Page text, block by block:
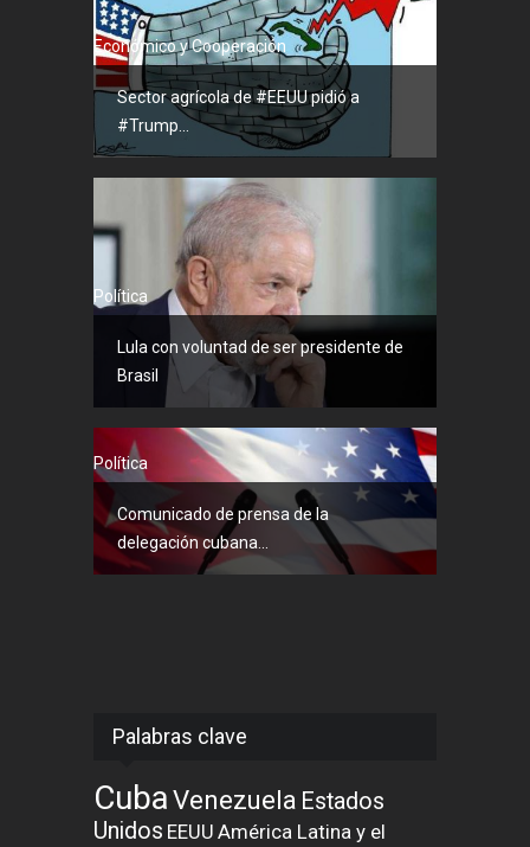
Económico y Cooperación
Sector agrícola de #EEUU pidió a
#Trump...
Política
Lula con voluntad de ser presidente de
Brasil
Política
Comunicado de prensa de la
delegación cubana...
Palabras clave
CubaVenezuela Estados
Unidos EEUU América Latina y el